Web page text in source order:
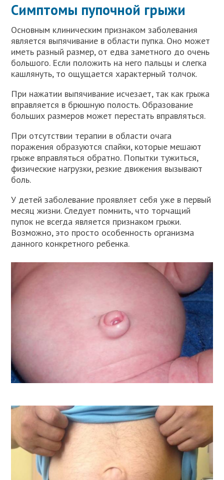
Симптомы пупочной грыжи
Основным клиническим признаком заболевания
является выпячивание в области пупка. Оно может
иметь разный размер, от едва заметного до очень
большого. Если положить на него пальцы и слегка
кашлянуть, то ощущается характерный толчок.
При нажатии выпячивание исчезает, так как грыжа
вправляется в брюшную полость. Образование
больших размеров может перестать вправляться.
При отсутствии терапии в области очага
поражения образуются спайки, которые мешают
грыже вправляться обратно. Попытки тужиться,
физические нагрузки, резкие движения вызывают
боль.
У детей заболевание проявляет себя уже в первый
месяц жизни. Следует помнить, что торчащий
пупок не всегда является признаком грыжи.
Возможно, это просто особенность организма
данного конкретного ребенка.